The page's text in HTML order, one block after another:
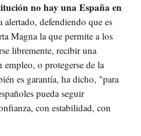
no hay una España en
alertado, defendiendo que es
Magna la que permite a los
libremente, recibir una
empleo, o protegerse de la
es garantía, ha dicho, "para
pueda seguir
con estabilidad, con